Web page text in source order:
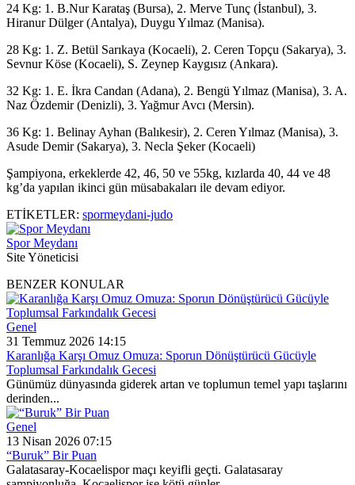
24 Kg: 1. B.Nur Karataş (Bursa), 2. Merve Tunç (İstanbul), 3.
Hiranur Dülger (Antalya), Duygu Yılmaz (Manisa).
28 Kg: 1. Z. Betül Sarıkaya (Kocaeli), 2. Ceren Topçu (Sakarya), 3.
Sevnur Köse (Kocaeli), S. Zeynep Kaygısız (Ankara).
32 Kg: 1. E. İkra Candan (Adana), 2. Bengü Yılmaz (Manisa), 3. A.
Naz Özdemir (Denizli), 3. Yağmur Avcı (Mersin).
36 Kg: 1. Belinay Ayhan (Balıkesir), 2. Ceren Yılmaz (Manisa), 3.
Asude Demir (Sakarya), 3. Necla Şeker (Kocaeli)
Şampiyona, erkeklerde 42, 46, 50 ve 55kg, kızlarda 40, 44 ve 48
kg’da yapılan ikinci gün müsabakaları ile devam ediyor.
ETİKETLER: spormeydani-judo
Spor Meydanı
Site Yöneticisi
BENZER KONULAR
Genel
31 Temmuz 2026 14:15
Karanlığa Karşı Omuz Omuza: Sporun Dönüştürücü Gücüyle
Toplumsal Farkındalık Gecesi
Günümüz dünyasında giderek artan ve toplumun temel yapı taşlarını
derinden...
Genel
13 Nisan 2026 07:15
“Buruk” Bir Puan
Galatasaray-Kocaelispor maçı keyifli geçti. Galatasaray